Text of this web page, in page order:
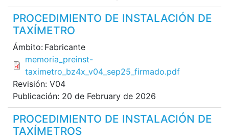
PROCEDIMIENTO DE INSTALACIÓN DE
TAXÍMETRO
Ámbito: Fabricante
Filememoria_preinst-
taximetro_bz4x_v04_sep25_firmado.pdf
Revisión: V04
Publicación: 20 de February de 2026
PROCEDIMIENTO DE INSTALACIÓN DE
TAXÍMETROS